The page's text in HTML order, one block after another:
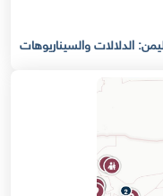
الدلالات والسيناريوهات